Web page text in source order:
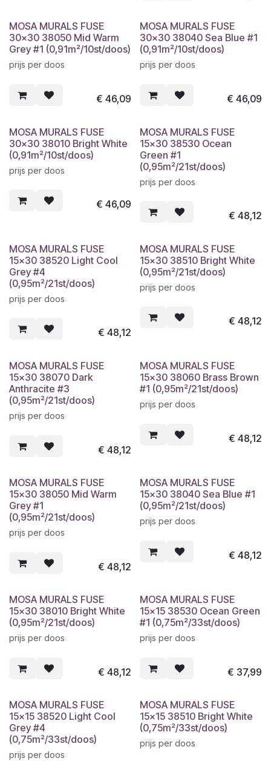
MOSA MURALS FUSE
30x30 38050 Mid Warm
Grey #1 (0,91m²/10st/doos)
prijs per doos
€ 46,09
MOSA MURALS FUSE
30x30 38040 Sea Blue #1
(0,91m²/10st/doos)
prijs per doos
€ 46,09
MOSA MURALS FUSE
30x30 38010 Bright White
(0,91m²/10st/doos)
prijs per doos
€ 46,09
MOSA MURALS FUSE
15x30 38530 Ocean
Green #1
(0,95m²/21st/doos)
prijs per doos
€ 48,12
MOSA MURALS FUSE
15x30 38520 Light Cool
Grey #4
(0,95m²/21st/doos)
prijs per doos
€ 48,12
MOSA MURALS FUSE
15x30 38510 Bright White
(0,95m²/21st/doos)
prijs per doos
€ 48,12
MOSA MURALS FUSE
15x30 38070 Dark
Anthracite #3
(0,95m²/21st/doos)
prijs per doos
€ 48,12
MOSA MURALS FUSE
15x30 38060 Brass Brown
#1 (0,95m²/21st/doos)
prijs per doos
€ 48,12
MOSA MURALS FUSE
15x30 38050 Mid Warm
Grey #1
(0,95m²/21st/doos)
prijs per doos
€ 48,12
MOSA MURALS FUSE
15x30 38040 Sea Blue #1
(0,95m²/21st/doos)
prijs per doos
€ 48,12
MOSA MURALS FUSE
15x30 38010 Bright White
(0,95m²/21st/doos)
prijs per doos
€ 48,12
MOSA MURALS FUSE
15x15 38530 Ocean Green
#1 (0,75m²/33st/doos)
prijs per doos
€ 37,99
MOSA MURALS FUSE
15x15 38520 Light Cool
Grey #4
(0,75m²/33st/doos)
prijs per doos
MOSA MURALS FUSE
15x15 38510 Bright White
(0,75m²/33st/doos)
prijs per doos